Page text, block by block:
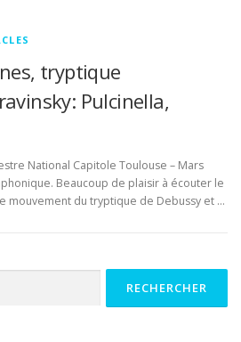
tryptique
Pulcinella,
National Capitole Toulouse – Mars
Beaucoup de plaisir à écouter le
mouvement du tryptique de Debussy et …